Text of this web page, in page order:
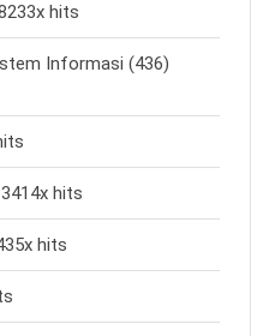
hits
Informasi (436)
hits
hits